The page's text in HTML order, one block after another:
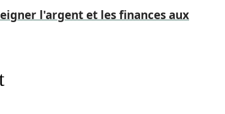
l'argent et les finances aux